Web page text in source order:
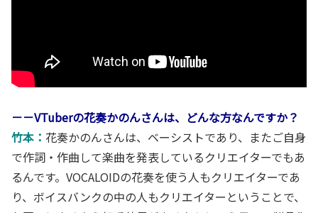
－－VTuberの花奏かのんさんは、どんな方なんですか？
竹本： 花奏かのんさんは、ベーシストであり、またご自身
で作詞・作曲して楽曲を発表しているクリエイターでもあ
るんです。VOCALOIDの花奏を使う人もクリエイターであ
り、ボイスバンクの中の人もクリエイターということで、